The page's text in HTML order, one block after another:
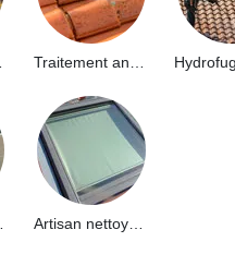
Artisan nettoyage de puits de lumière et Skydome 91